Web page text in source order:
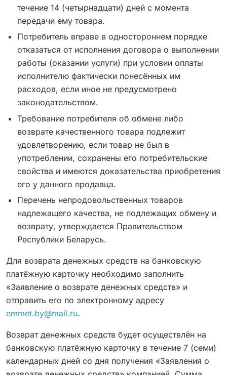
течение 14 (четырнадцати) дней с момента
передачи ему товара.
Потребитель вправе в одностороннем порядке
отказаться от исполнения договора о выполнении
работы (оказании услуги) при условии оплаты
исполнителю фактически понесённых им
расходов, если иное не предусмотрено
законодательством.
Требование потребителя об обмене либо
возврате качественного товара подлежит
удовлетворению, если товар не был в
употреблении, сохранены его потребительские
свойства и имеются доказательства приобретения
его у данного продавца.
Перечень непродовольственных товаров
надлежащего качества, не подлежащих обмену и
возврату, утверждается Правительством
Республики Беларусь.
Для возврата денежных средств на банковскую
платёжную карточку необходимо заполнить
«Заявление о возврате денежных средств» и
отправить его по электронному адресу
emmet.by@mail.ru.
Возврат денежных средств будет осуществлён на
банковскую платёжную карточку в течение 7 (семи)
календарных дней со дня получения «Заявления о